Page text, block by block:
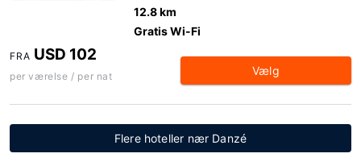
12.8 km
Gratis Wi-Fi
FRA USD 102
per værelse / per nat Vælg
Flere hoteller nær Danzé